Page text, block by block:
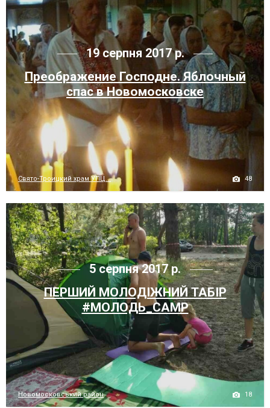
19 серпня 2017 р.
Преображение Господне. Яблочный
спас в Новомосковске
Свято-Троицкий храм УПЦ... 48
5 серпня 2017 р.
ПЕРШИЙ МОЛОДІЖНИЙ ТАБІР
#МОЛОДЬ_САМР
Новомосковський район 18